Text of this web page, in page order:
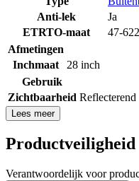
Anti-lek
Ja
ETRTO-maat
47-622
Afmetingen
Inchmaat
28 inch
Gebruik
Zichtbaarheid Reflecterend
Lees meer
Productveiligheid
Verantwoordelijk voor